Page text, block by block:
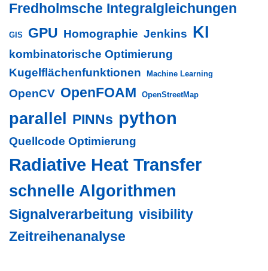
Fredholmsche Integralgleichungen
GIS GPU Homographie Jenkins KI
kombinatorische Optimierung
Kugelflächenfunktionen
Machine Learning
OpenCV OpenFOAM OpenStreetMap
parallel PINNs python
Quellcode Optimierung
Radiative Heat Transfer
schnelle Algorithmen
Signalverarbeitung visibility
Zeitreihenanalyse